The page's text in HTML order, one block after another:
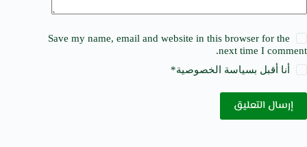
Save my name, email and website in this browser for the
next time I comment.
أنا أقبل بسياسة الخصوصية*
إرسال التعليق